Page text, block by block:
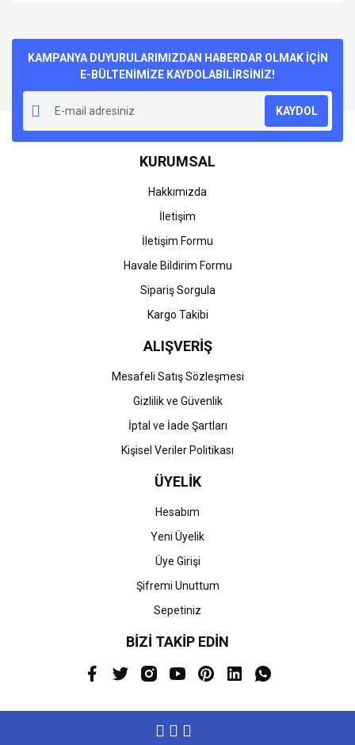
Yorum Yaz
kullanarak tarafımıza iletebilirsiniz.
Görüş ve önerileriniz için teşekkür ederiz.
Ürün resmi kalitesiz, bozuk veya görüntülenemiyor.
Ürün açıklamasında eksik bilgiler bulunuyor.
Ürün bilgilerinde hatalar bulunuyor.
Ürün fiyatı diğer sitelerden daha pahalı.
Gönder
KAMPANYA DUYURULARIMIZDAN HABERDAR OLMAK İÇİN
E-BÜLTENİMİZE KAYDOLABİLİRSİNİZ!
KAYDOL
KURUMSAL
Hakkımızda
İletişim
İletişim Formu
Havale Bildirim Formu
Sipariş Sorgula
Kargo Takibi
ALIŞVERİŞ
Mesafeli Satış Sözleşmesi
Gizlilik ve Güvenlik
İptal ve İade Şartları
Kişisel Veriler Politikası
ÜYELİK
Hesabım
Yeni Üyelik
Üye Girişi
Şifremi Unuttum
Sepetiniz
BİZİ TAKİP EDİN